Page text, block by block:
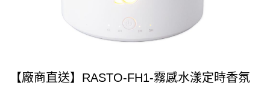
【廠商直送】RASTO-FH1-霧感水漾定時香氛